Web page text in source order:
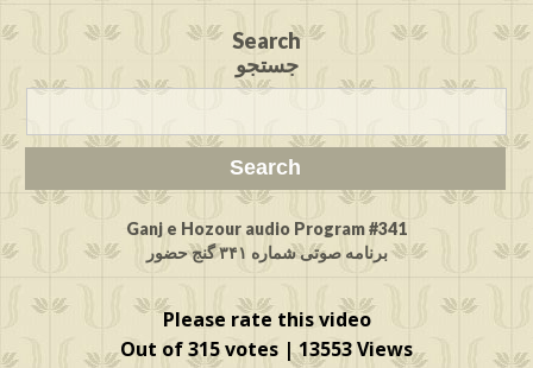
Search
جستجو
Ganj e Hozour audio Program #341
برنامه صوتی شماره ۳۴۱ گنج حضور
Please rate this video
Out of 315 votes | 13553 Views